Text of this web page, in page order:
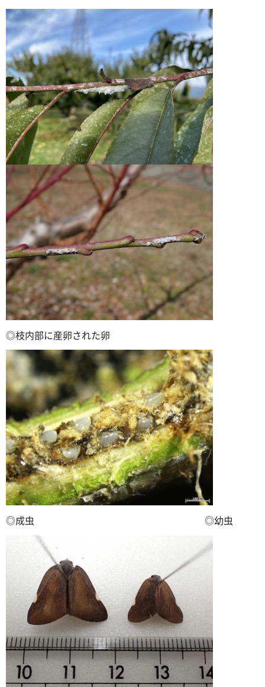
◎枝内部に産卵された卵
◎成虫 ◎幼虫